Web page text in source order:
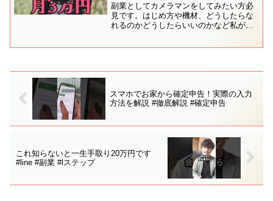
副業としてカメラマンをしてみたい方必
見です。はじめ方や機材、どうしたらな
れるのかどうしたらいいのかなど私が始
スマホでお家から確定申告！実際の入力
方法を解説 #徹底解説 #確定申告
これ知らないと一生手取り20万円です
#line #副業 #lステップ